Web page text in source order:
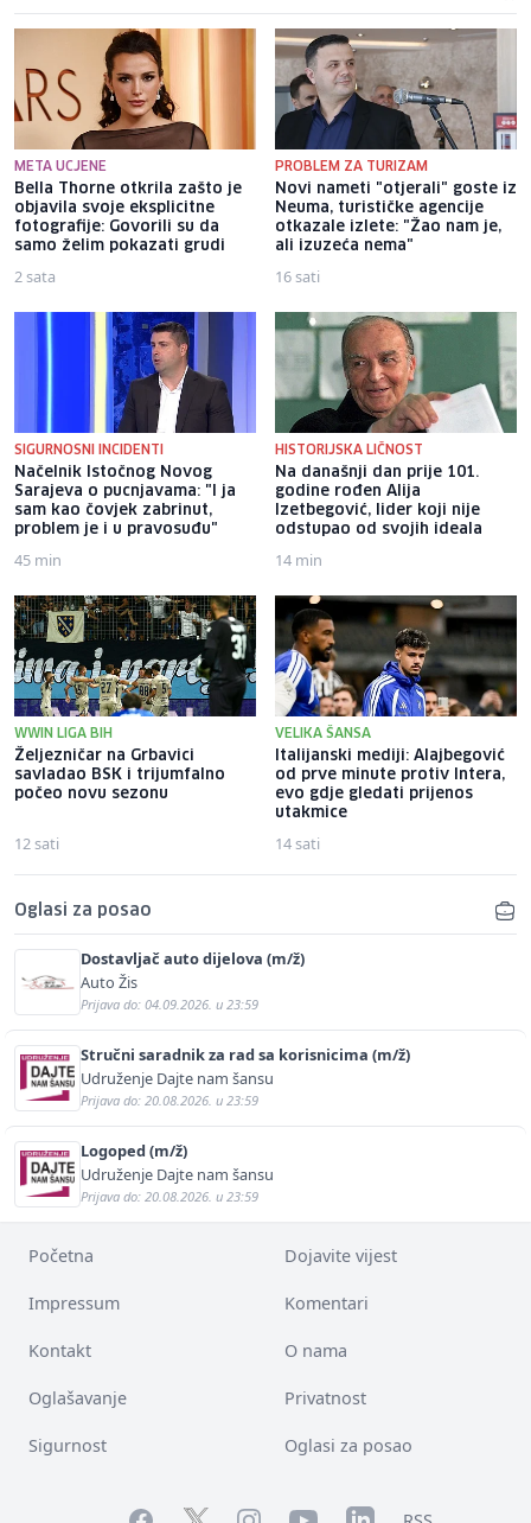
META UCJENE
Bella Thorne otkrila zašto je
objavila svoje eksplicitne
fotografije: Govorili su da
samo želim pokazati grudi
2 sata
PROBLEM ZA TURIZAM
Novi nameti "otjerali" goste iz
Neuma, turističke agencije
otkazale izlete: "Žao nam je,
ali izuzeća nema"
16 sati
SIGURNOSNI INCIDENTI
Načelnik Istočnog Novog
Sarajeva o pucnjavama: "I ja
sam kao čovjek zabrinut,
problem je i u pravosuđu"
45 min
HISTORIJSKA LIČNOST
Na današnji dan prije 101.
godine rođen Alija
Izetbegović, lider koji nije
odstupao od svojih ideala
14 min
WWIN LIGA BIH
Željezničar na Grbavici
savladao BSK i trijumfalno
počeo novu sezonu
12 sati
VELIKA ŠANSA
Italijanski mediji: Alajbegović
od prve minute protiv Intera,
evo gdje gledati prijenos
utakmice
14 sati
Oglasi za posao
Dostavljač auto dijelova (m/ž)
Auto Žis
Prijava do: 04.09.2026. u 23:59
Stručni saradnik za rad sa korisnicima (m/ž)
Udruženje Dajte nam šansu
Prijava do: 20.08.2026. u 23:59
Logoped (m/ž)
Udruženje Dajte nam šansu
Prijava do: 20.08.2026. u 23:59
Početna Dojavite vijest
Impressum Komentari
Kontakt O nama
Oglašavanje Privatnost
Sigurnost Oglasi za posao
Facebook YouTubeLinkedIn